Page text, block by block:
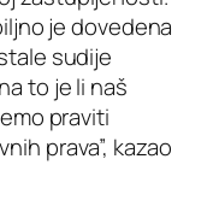
je dovedena
sudije
to je li naš
praviti
prava”, kazao